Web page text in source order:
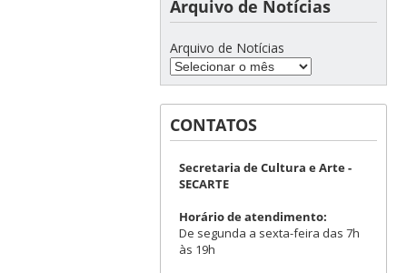
Arquivo de Notícias
Arquivo de Notícias
CONTATOS
Secretaria de Cultura e Arte -
SECARTE
Horário de atendimento:
De segunda a sexta-feira das 7h
às 19h